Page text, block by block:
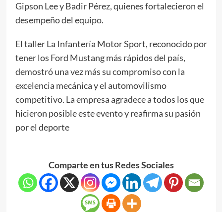
Gipson Lee y Badir Pérez, quienes fortalecieron el
desempeño del equipo.
El taller La Infantería Motor Sport, reconocido por
tener los Ford Mustang más rápidos del país,
demostró una vez más su compromiso con la
excelencia mecánica y el automovilismo
competitivo. La empresa agradece a todos los que
hicieron posible este evento y reafirma su pasión
por el deporte
Comparte en tus Redes Sociales